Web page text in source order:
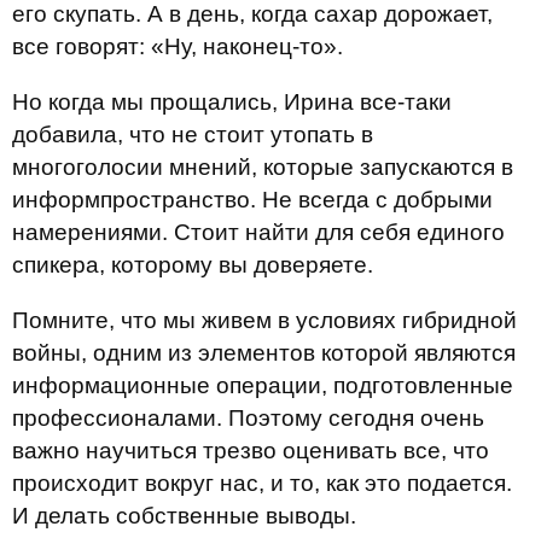
его скупать. А в день, когда сахар дорожает,
все говорят: «Ну, наконец-то».
Но когда мы прощались, Ирина все-таки
добавила, что не стоит утопать в
многоголосии мнений, которые запускаются в
информпространство. Не всегда с добрыми
намерениями. Стоит найти для себя единого
спикера, которому вы доверяете.
Помните, что мы живем в условиях гибридной
войны, одним из элементов которой являются
информационные операции, подготовленные
профессионалами. Поэтому сегодня очень
важно научиться трезво оценивать все, что
происходит вокруг нас, и то, как это подается.
И делать собственные выводы.